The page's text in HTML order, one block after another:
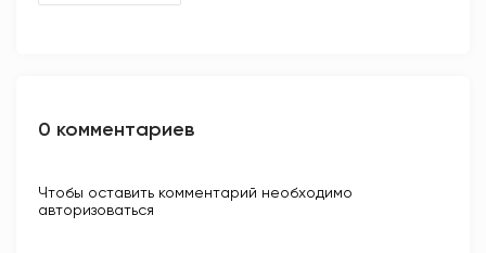
0 комментариев
Чтобы оставить комментарий необходимо
авторизоваться